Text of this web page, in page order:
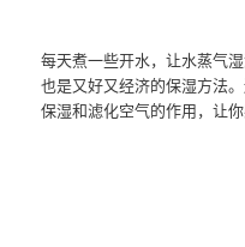
每天煮一些开水，让水蒸气
也是又好又经济的保湿方法
保湿和滤化空气的作用，让你